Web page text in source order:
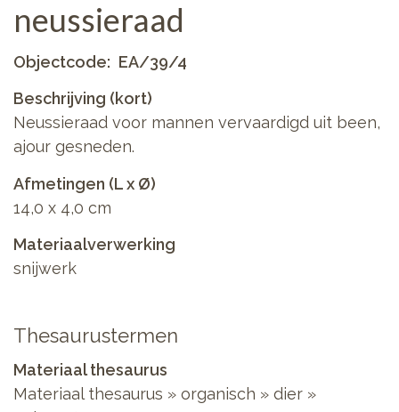
neussieraad
Objectcode
EA/39/4
Beschrijving (kort)
Neussieraad voor mannen vervaardigd uit been,
ajour gesneden.
Afmetingen (L x Ø)
14,0 x 4,0 cm
Materiaalverwerking
snijwerk
Thesaurustermen
Materiaal thesaurus
Materiaal thesaurus » organisch » dier »